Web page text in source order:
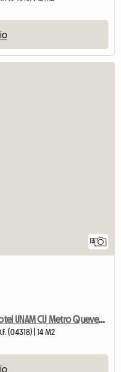
13
Suite Pequeña Independiente Tipo Hotel UNAM CU Metro Quevedo
(04318) | 14 M2